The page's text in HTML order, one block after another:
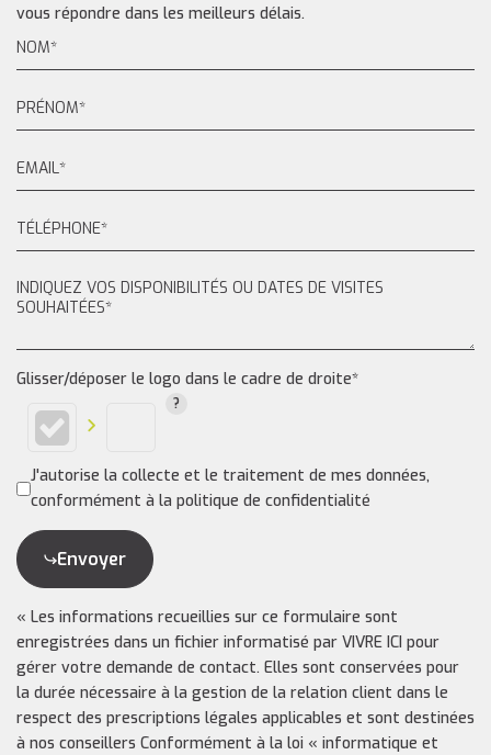
vous répondre dans les meilleurs délais.
Glisser/déposer le logo dans le cadre de droite*
J'autorise la collecte et le traitement de mes données,
conformément à la politique de confidentialité
Envoyer
« Les informations recueillies sur ce formulaire sont
enregistrées dans un fichier informatisé par VIVRE ICI pour
gérer votre demande de contact. Elles sont conservées pour
la durée nécessaire à la gestion de la relation client dans le
respect des prescriptions légales applicables et sont destinées
à nos conseillers Conformément à la loi « informatique et